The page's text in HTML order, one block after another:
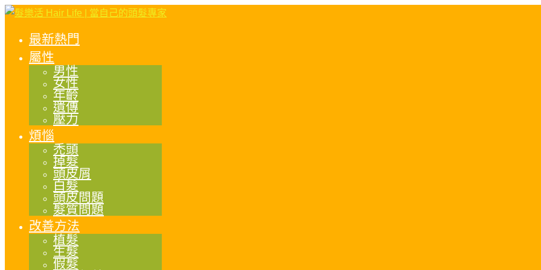
最新熱門
屬性
男性
女性
年齡
遺傳
壓力
煩惱
禿頭
掉髮
頭皮屑
白髮
頭皮問題
髮質問題
改善方法
植髮
生髮
假髮